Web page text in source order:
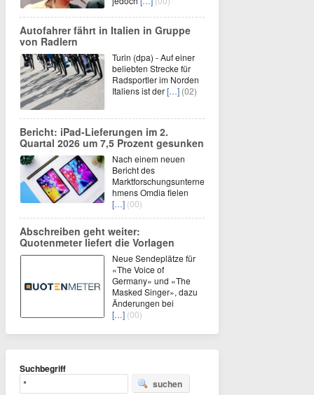
Autofahrer fährt in Italien in Gruppe
von Radlern
Turin (dpa) - Auf einer
beliebten Strecke für
Radsportler im Norden
Italiens ist der[…] (02)
Bericht: iPad-Lieferungen im 2.
Quartal 2026 um 7,5 Prozent gesunken
Nach einem neuen
Bericht des
Marktforschungsunterne
hmens Omdia fielen
[…] (00)
Abschreiben geht weiter:
Quotenmeter liefert die Vorlagen
Neue Sendeplätze für
«The Voice of
Germany» und «The
Masked Singer», dazu
Änderungen bei
[…] (00)
Suchbegriff
suchen